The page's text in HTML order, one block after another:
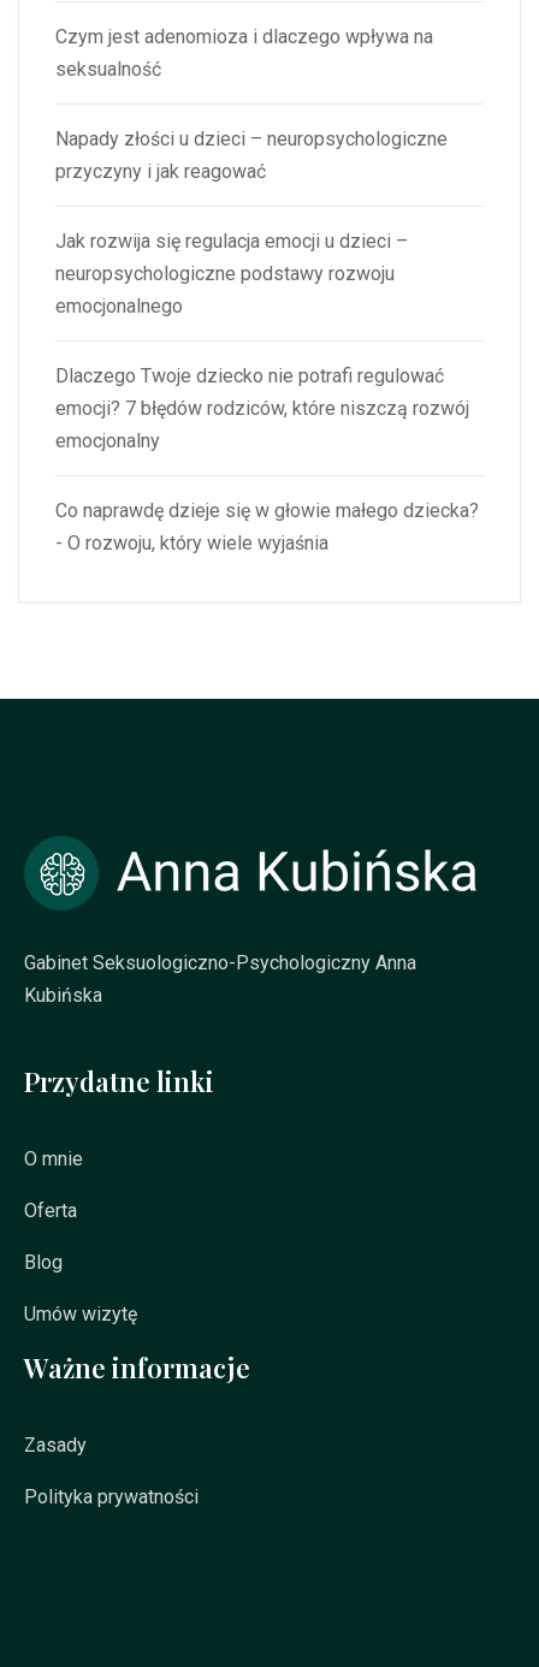
Czym jest adenomioza i dlaczego wpływa na
seksualność
Napady złości u dzieci – neuropsychologiczne
przyczyny i jak reagować
Jak rozwija się regulacja emocji u dzieci –
neuropsychologiczne podstawy rozwoju
emocjonalnego
Dlaczego Twoje dziecko nie potrafi regulować
emocji? 7 błędów rodziców, które niszczą rozwój
emocjonalny
Co naprawdę dzieje się w głowie małego dziecka?
- O rozwoju, który wiele wyjaśnia
Gabinet Seksuologiczno-Psychologiczny Anna
Kubińska
Przydatne linki
O mnie
Oferta
Blog
Umów wizytę
Ważne informacje
Zasady
Polityka prywatności